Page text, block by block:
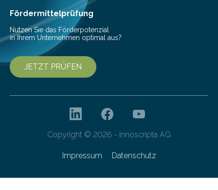
Fördermittelprüfung
Nutzen Sie das Förderpotenzial
in Ihrem Unternehmen optimal aus?
JETZT PRÜFEN
Copyright © 2026 - innoscripta AG
Impressum Datenschutz